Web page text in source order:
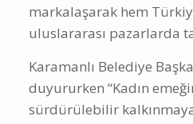
markalaşarak hem
uluslararası pazarlarda
Karamanlı Belediye
duyururken “Kadın
sürdürülebilir